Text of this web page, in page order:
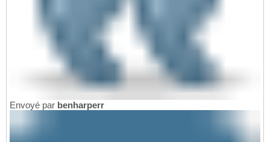
Envoyé par benharperr